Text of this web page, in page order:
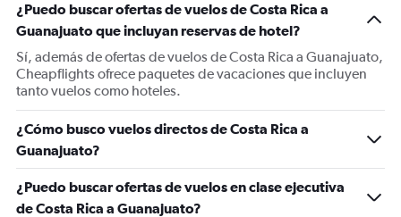
¿Puedo buscar ofertas de vuelos de Costa Rica a
Guanajuato que incluyan reservas de hotel?
Sí, además de ofertas de vuelos de Costa Rica a Guanajuato,
Cheapflights ofrece paquetes de vacaciones que incluyen
tanto vuelos como hoteles.
¿Cómo busco vuelos directos de Costa Rica a
Guanajuato?
¿Puedo buscar ofertas de vuelos en clase ejecutiva
de Costa Rica a Guanajuato?